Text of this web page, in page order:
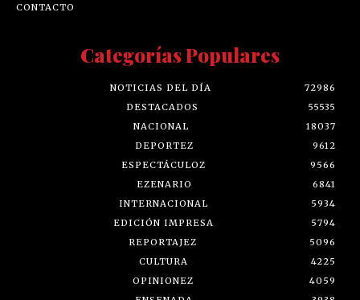
CONTACTO
Categorías Populares
NOTICIAS DEL DÍA
72986
DESTACADOS
55535
NACIONAL
18037
DEPORTEZ
9612
ESPECTÁCULOZ
9566
EZENARIO
6841
INTERNACIONAL
5934
EDICIÓN IMPRESA
5794
REPORTAJEZ
5096
CULTURA
4225
OPINIONEZ
4059